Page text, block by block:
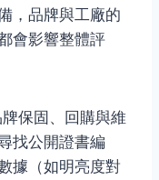
，品牌與工廠的
會影響整體評
保固、回購與維
找公開證書編
據（如明亮度對